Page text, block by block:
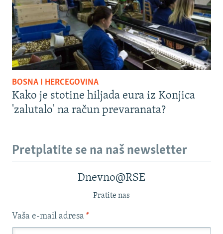
BOSNA I HERCEGOVINA
Kako je stotine hiljada eura iz Konjica
'zalutalo' na račun prevaranata?
Pretplatite se na naš newsletter
Dnevno@RSE
Pratite nas
Vaša e-mail adresa *